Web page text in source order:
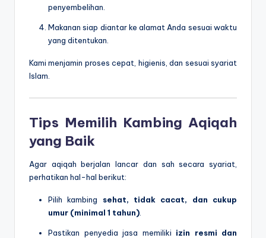
penyembelihan.
Makanan siap diantar ke alamat Anda sesuai waktu
yang ditentukan.
Kami menjamin proses cepat, higienis, dan sesuai syariat
Islam.
Tips Memilih Kambing Aqiqah
yang Baik
Agar aqiqah berjalan lancar dan sah secara syariat,
perhatikan hal-hal berikut:
Pilih kambing sehat, tidak cacat, dan cukup
umur (minimal 1 tahun)
Pastikan penyedia jasa memiliki izin resmi dan